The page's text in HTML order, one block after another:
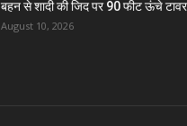
बहन से शादी की जिद पर 90 फीट ऊंचे
August 10, 2026